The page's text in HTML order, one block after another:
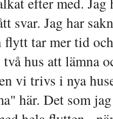
svar. Jag har
flytt tar mer tid
hus att lämna
vi trivs i nya
här. Det som